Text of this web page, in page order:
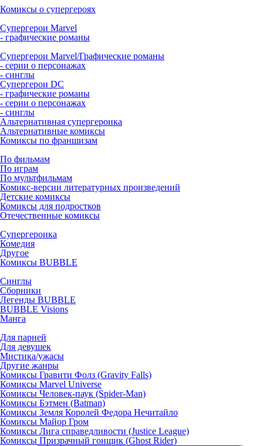
Комиксы о супергероях
Супергерои Marvel
- графические романы
Супергерои Marvel/Графические романы
- серии о персонажах
- синглы
Супергерои DC
- графические романы
- серии о персонажах
- синглы
Альтернативная супергероика
Альтернативные комиксы
Комиксы по франшизам
По фильмам
По играм
По мультфильмам
Комикс-версии литературных произведений
Детские комиксы
Комиксы для подростков
Отечественные комиксы
Супергероика
Комедия
Другое
Комиксы BUBBLE
Синглы
Сборники
Легенды BUBBLE
BUBBLE Visions
Манга
Для парней
Для девушек
Мистика/ужасы
Другие жанры
Комиксы Гравити Фолз (Gravity Falls)
Комиксы Marvel Universe
Комиксы Человек-паук (Spider-Man)
Комиксы Бэтмен (Batman)
Комиксы Земля Королей Федора Нечитайло
Комиксы Майор Гром
Комиксы Лига справедливости (Justice League)
Комиксы Призрачный гонщик (Ghost Rider)